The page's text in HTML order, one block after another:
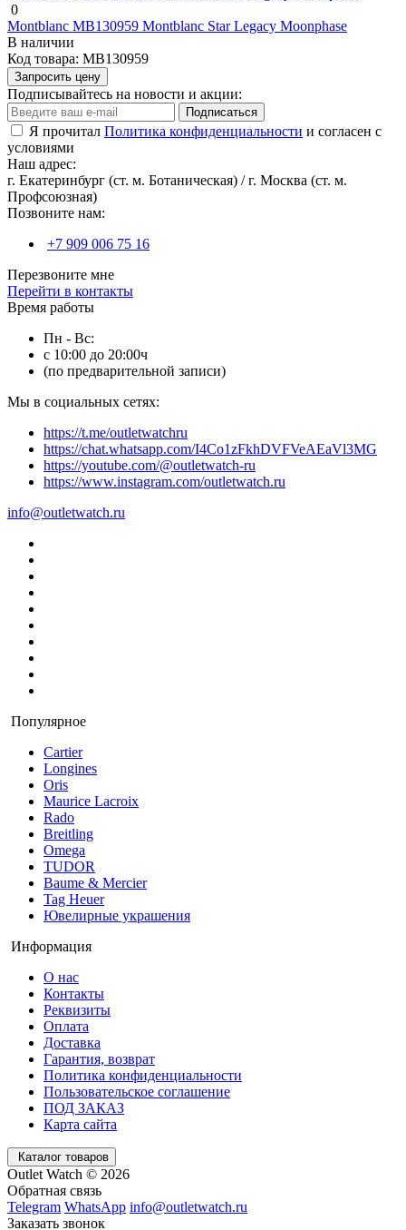
0
Montblanc MB130959 Montblanc Star Legacy Moonphase
В наличии
Код товара: MB130959
Запросить цену
Подписывайтесь на новости и акции:
Подписаться
Я прочитал Политика конфиденциальности и согласен с
условиями
Наш адрес:
г. Екатеринбург (ст. м. Ботаническая) / г. Москва (ст. м.
Профсоюзная)
Позвоните нам:
+7 909 006 75 16
Перезвоните мне
Перейти в контакты
Время работы
Пн - Вс:
с 10:00 до 20:00ч
(по предварительной записи)
Мы в социальных сетях:
https://t.me/outletwatchru
https://chat.whatsapp.com/I4Co1zFkhDVFVeAEaVl3MG
https://youtube.com/@outletwatch-ru
https://www.instagram.com/outletwatch.ru
info@outletwatch.ru
Популярное
Cartier
Longines
Oris
Maurice Lacroix
Rado
Breitling
Omega
TUDOR
Baume & Mercier
Tag Heuer
Ювелирные украшения
Информация
О нас
Контакты
Реквизиты
Оплата
Доставка
Гарантия, возврат
Политика конфиденциальности
Пользовательское соглашение
ПОД ЗАКАЗ
Карта сайта
Каталог товаров
Outlet Watch © 2026
Обратная связь
Telegram WhatsApp info@outletwatch.ru
Заказать звонок